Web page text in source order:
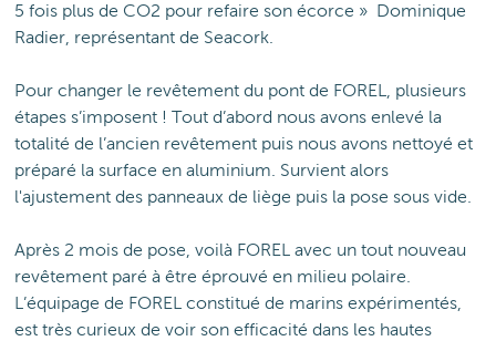
5 fois plus de CO2 pour refaire son écorce » Dominique
Radier, représentant de Seacork.
Pour changer le revêtement du pont de FOREL, plusieurs
étapes s’imposent ! Tout d’abord nous avons enlevé la
totalité de l’ancien revêtement puis nous avons nettoyé et
préparé la surface en aluminium. Survient alors
l'ajustement des panneaux de liège puis la pose sous vide.
Après 2 mois de pose, voilà FOREL avec un tout nouveau
revêtement paré à être éprouvé en milieu polaire.
L’équipage de FOREL constitué de marins expérimentés,
est très curieux de voir son efficacité dans les hautes